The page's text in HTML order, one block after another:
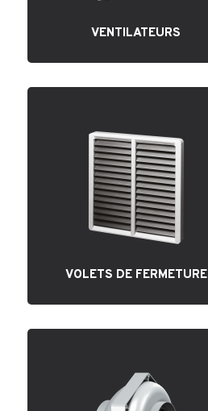
VENTILATEURS
VOLETS DE FERMETURE